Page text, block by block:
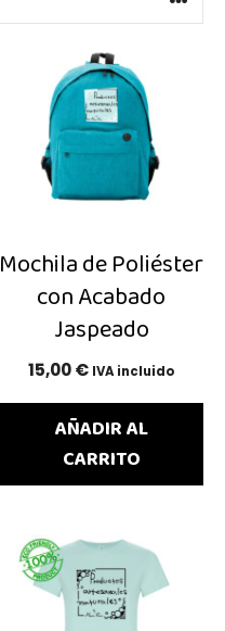
Mochila de Poliéster
con Acabado
Jaspeado
15,00€ IVA incluido
AÑADIR AL
CARRITO
Este
producto
tiene
múltiples